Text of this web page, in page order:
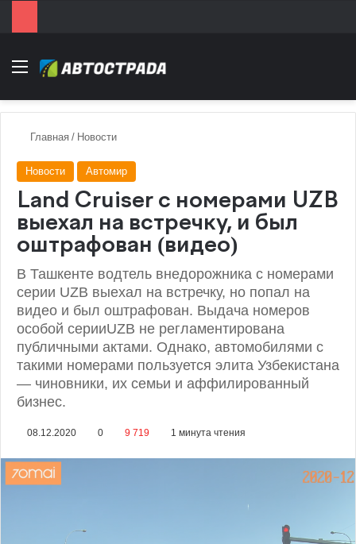
Menu
Главная / Новости
Новости Автомир
Land Cruiser с номерами UZB
выехал на встречку, и был
оштрафован (видео)
В Ташкенте водтель внедорожника с номерами
серии UZB выехал на встречку, но попал на
видео и был оштрафован. Выдача номеров
особой серииUZB не регламентирована
публичными актами. Однако, автомобилями с
такими номерами пользуется элита Узбекистана
— чиновники, их семьи и аффилированный
бизнес.
08.12.2020 0 9 719 1 минута чтения